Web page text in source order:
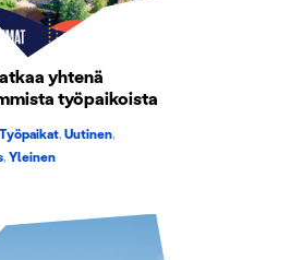
yhtenä
työpaikoista
Työpaikat,Uutinen,
, Yleinen